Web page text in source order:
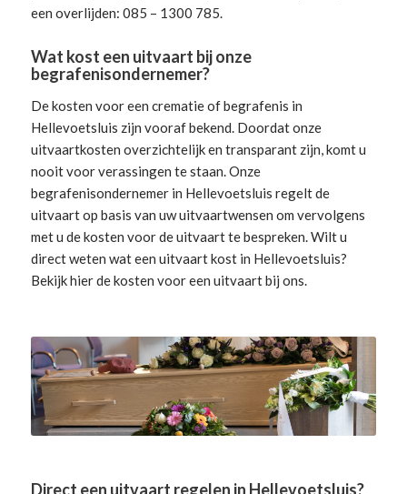
een overlijden: 085 – 1300 785.
Wat kost een uitvaart bij onze
begrafenisondernemer?
De kosten voor een crematie of begrafenis in
Hellevoetsluis zijn vooraf bekend. Doordat onze
uitvaartkosten overzichtelijk en transparant zijn, komt u
nooit voor verassingen te staan. Onze
begrafenisondernemer in Hellevoetsluis regelt de
uitvaartop basis van uw uitvaartwensen om vervolgens
met u de kosten voor de uitvaart te bespreken. Wilt u
direct weten wat een uitvaart kost in Hellevoetsluis?
Bekijk hier dekosten voor een uitvaartbij ons.
Direct een uitvaart regelen in Hellevoetsluis?